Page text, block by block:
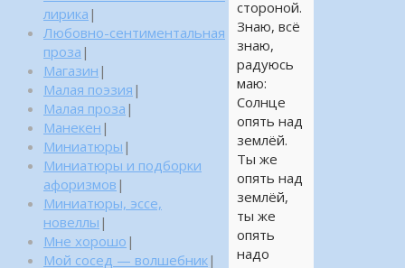
стороной.
Знаю, всё
знаю,
радуюсь
маю:
Солнце
опять над
землёй.
Ты же
опять над
землёй,
ты же
опять
надо
лирика |
Любовно-сентиментальная
проза |
Магазин |
Малая поэзия |
Малая проза |
Манекен |
Миниатюры |
Миниатюры и подборки
афоризмов |
Миниатюры, эссе,
новеллы |
Мне хорошо |
Мой сосед — волшебник|